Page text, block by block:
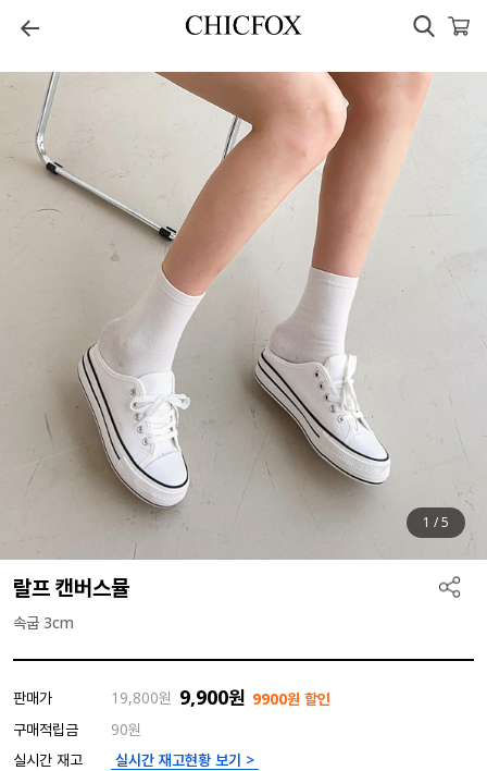
1 /5
랄프 캔버스뮬
속굽 3cm
판매가 19,800원 9,900원 9900원 할인
구매적립금
90원
실시간 재고
실시간 재고현황 보기 >